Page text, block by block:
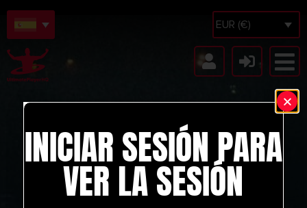
EUR (€)
INICIAR SESIÓN PARA
VER LA SESIÓN